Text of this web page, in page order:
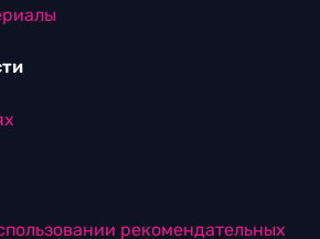
рекомендательных